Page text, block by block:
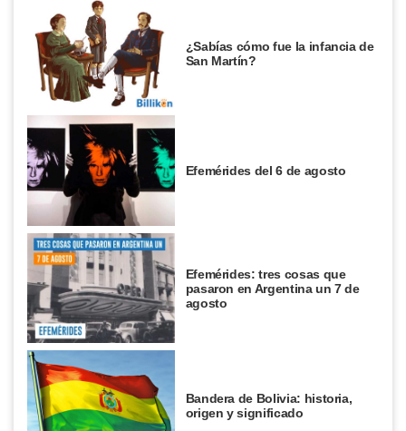
¿Sabías cómo fue la infancia de
San Martín?
Efemérides del 6 de agosto
Efemérides: tres cosas que
pasaron en Argentina un 7 de
agosto
Bandera de Bolivia: historia,
origen y significado